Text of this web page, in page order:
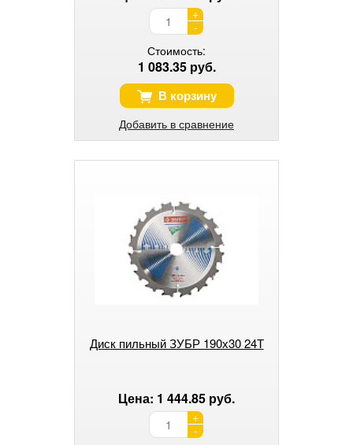
+
-
Стоимость:
1 083.35 руб.
В корзину
Добавить в сравнение
Диск пильный ЗУБР 190х30 24Т
Цена: 1 444.85 руб.
+
-